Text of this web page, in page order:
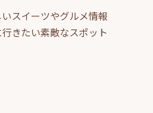
スイーツやグルメ情報
きたい素敵なスポット